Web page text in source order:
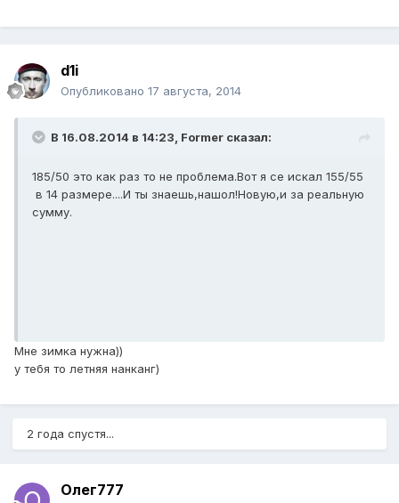
d1i
Опубликовано 17 августа, 2014
В 16.08.2014 в 14:23, Former сказал:
185/50 это как раз то не проблема.Вот я се искал 155/55
в 14 размере....И ты знаешь,нашол!Новую,и за реальную
сумму.
Мне зимка нужна))
у тебя то летняя нанканг)
2 года спустя...
Олег777